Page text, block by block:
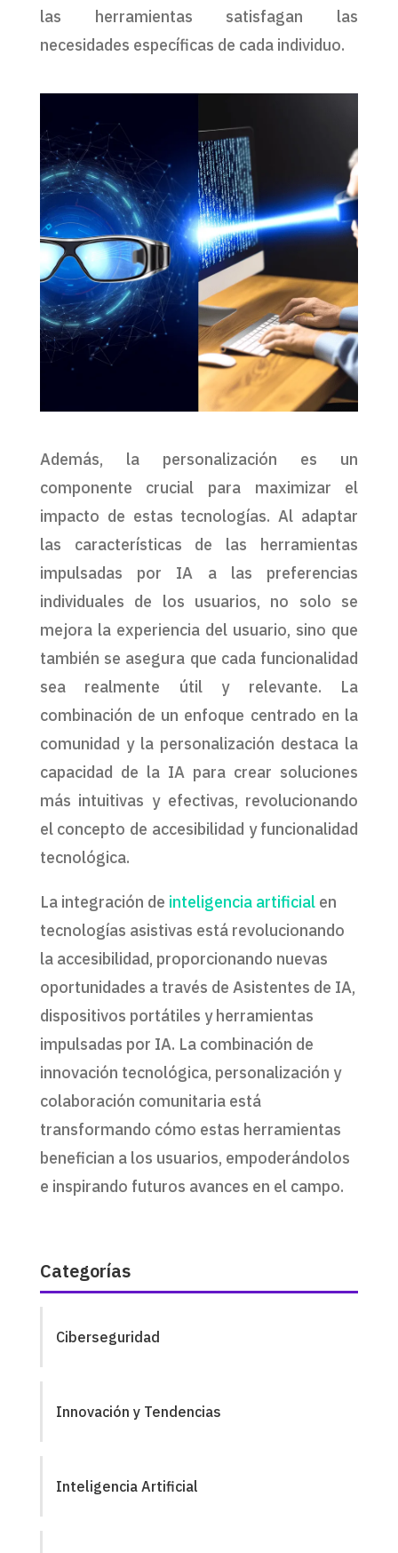
las herramientas satisfagan las
necesidades específicas de cada individuo.
Además, la personalización es un
componente crucial para maximizar el
impacto de estas tecnologías. Al adaptar
las características de las herramientas
impulsadas por IA a las preferencias
individuales de los usuarios, no solo se
mejora la experiencia del usuario, sino que
también se asegura que cada funcionalidad
sea realmente útil y relevante. La
combinación de un enfoque centrado en la
comunidad y la personalización destaca la
capacidad de la IA para crear soluciones
más intuitivas y efectivas, revolucionando
el concepto de accesibilidad y funcionalidad
tecnológica.
La integración de inteligencia artificialen
tecnologías asistivas está revolucionando
la accesibilidad, proporcionando nuevas
oportunidades a través de Asistentes de IA,
dispositivos portátiles y herramientas
impulsadas por IA. La combinación de
innovación tecnológica, personalización y
colaboración comunitaria está
transformando cómo estas herramientas
benefician a los usuarios, empoderándolos
e inspirando futuros avances en el campo.
Categorías
Ciberseguridad
Innovación y Tendencias
Inteligencia Artificial